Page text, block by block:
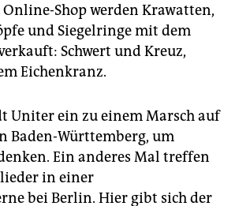
Shop werden Krawatten,
und Siegelringe mit dem
Schwert und Kreuz,
Eichenkranz.
Uniter ein zu einem Marsch auf
Baden-Württemberg, um
Ein anderes Mal treffen
in einer
bei Berlin. Hier gibt sich der